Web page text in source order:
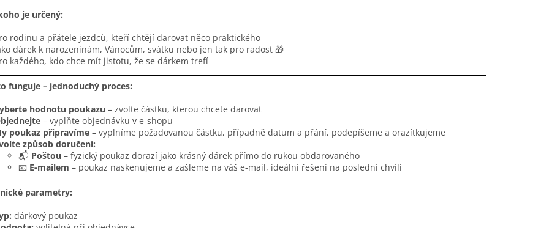
je určený:
rodinu a přátele jezdců, kteří chtějí darovat něco praktického
dárek k narozeninám, Vánocům, svátku nebo jen tak pro radost 🎁
každého, kdo chce mít jistotu, že se dárkem trefí
funguje – jednoduchý proces:
hodnotu poukazu – zvolte částku, kterou chcete darovat
– vyplňte objednávku v e-shopu
poukaz připravíme – vyplníme požadovanou částku, případně datum a přání, podepíšeme a orazítkujeme
způsob doručení:
📬 Poštou – fyzický poukaz dorazí jako krásný dárek přímo do rukou obdarovaného
📧 E-mailem – poukaz naskenujeme a zašleme na váš e-mail, ideální řešení na poslední chvíli
parametry:
dárkový poukaz